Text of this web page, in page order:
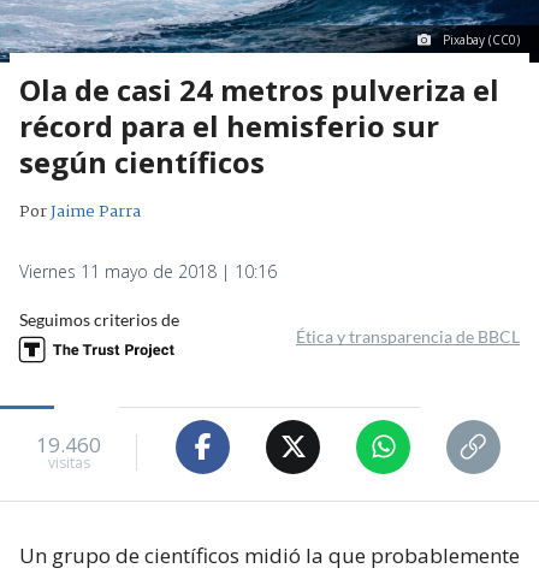
Pixabay (CC0)
Ola de casi 24 metros pulveriza el
récord para el hemisferio sur
según científicos
PorJaime Parra
Viernes 11 mayo de 2018 | 10:16
Seguimos criterios de
Ética y transparencia de BBCL
19.460
visitas
Un grupo de científicos midió la que probablemente